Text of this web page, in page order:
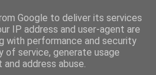
πρόγνωση καιρού από το
Google to deliver its services
IP address and user-agent are
with performance and security
of service, generate usage
address abuse.